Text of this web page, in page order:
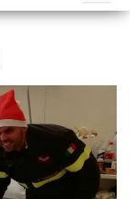
v
a
i
o
n